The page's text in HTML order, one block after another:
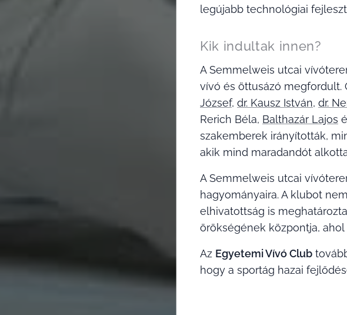
legújabb technológiai
Kik indultak innen?
A Semmelweis utcai
vívó és öttusázó megfordult.
József, dr. Kausz István, dr.
Rerich Béla, Balthazár Lajos
szakemberek irányították,
akik mind maradandót
A Semmelweis utcai
hagyományaira. A klubot
elhivatottság is
örökségének központja,
Az Egyetemi Vívó Club
hogy a sportág hazai